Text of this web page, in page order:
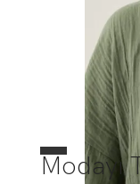
Modayı